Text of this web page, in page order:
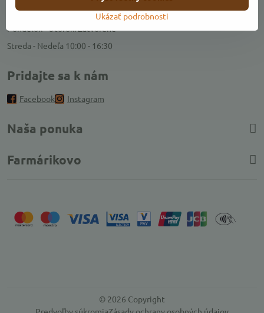
Predajňa
Pondelok - Utorok: Zatvorené
Streda - Nedeľa 10:00 - 16:30
Pridajte sa k nám
Facebook Instagram
Naša ponuka
Farmárikovo
© 2026 Copyright
Ukázať podrobnosti